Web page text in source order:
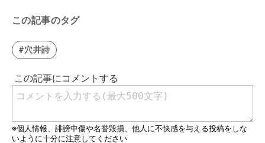
この記事のタグ
#穴井詩